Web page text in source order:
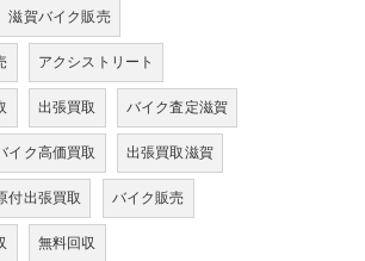
滋賀バイク販売
アクシストリート
出張買取 バイク査定滋賀
イク高価買取 出張買取滋賀
付出張買取 バイク販売
無料回収